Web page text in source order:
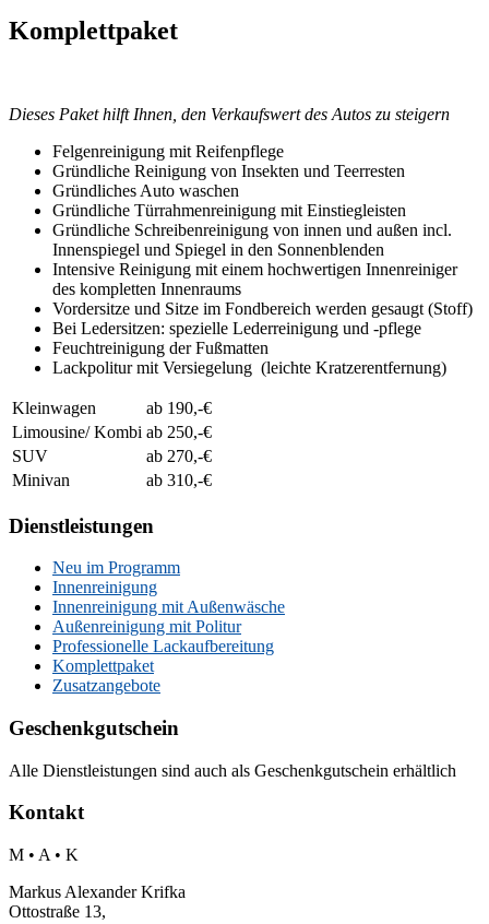
Komplettpaket
Dieses Paket hilft Ihnen, den Verkaufswert des Autos zu steigern
Felgenreinigung mit Reifenpflege
Gründliche Reinigung von Insekten und Teerresten
Gründliches Auto waschen
Gründliche Türrahmenreinigung mit Einstiegleisten
Gründliche Schreibenreinigung von innen und außen incl.
Innenspiegel und Spiegel in den Sonnenblenden
Intensive Reinigung mit einem hochwertigen Innenreiniger
des kompletten Innenraums
Vordersitze und Sitze im Fondbereich werden gesaugt (Stoff)
Bei Ledersitzen: spezielle Lederreinigung und -pflege
Feuchtreinigung der Fußmatten
Lackpolitur mit Versiegelung (leichte Kratzerentfernung)
Kleinwagen
ab 190,-€
Limousine/ Kombi ab 250,-€
SUV
ab 270,-€
Minivan
ab 310,-€
Dienstleistungen
Neu im Programm
Innenreinigung
Innenreinigung mit Außenwäsche
Außenreinigung mit Politur
Professionelle Lackaufbereitung
Komplettpaket
Zusatzangebote
Geschenkgutschein
Alle Dienstleistungen sind auch als Geschenkgutschein erhältlich
Kontakt
M • A • K
Markus Alexander Krifka
Ottostraße 13,